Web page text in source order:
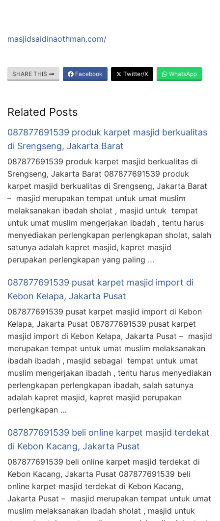
masjidsaidinaothman.com/
SHARE THIS Facebook Twitter/X WhatsApp
Related Posts
087877691539 produk karpet masjid berkualitas
di Srengseng, Jakarta Barat
087877691539 produk karpet masjid berkualitas di
Srengseng, Jakarta Barat 087877691539 produk
karpet masjid berkualitas di Srengseng, Jakarta Barat
– masjid merupakan tempat untuk umat muslim
melaksanakan ibadah sholat , masjid untuk tempat
untuk umat muslim mengerjakan ibadah , tentu harus
menyediakan perlengkapan perlengkapan sholat, salah
satunya adalah kapret masjid, kapret masjid
perupakan perlengkapan yang paling …
087877691539 pusat karpet masjid import di
Kebon Kelapa, Jakarta Pusat
087877691539 pusat karpet masjid import di Kebon
Kelapa, Jakarta Pusat 087877691539 pusat karpet
masjid import di Kebon Kelapa, Jakarta Pusat – masjid
merupakan tempat untuk umat muslim melaksanakan
ibadah ibadah , masjid sebagai tempat untuk umat
muslim mengerjakan ibadah , tentu harus menyediakan
perlengkapan perlengkapan ibadah, salah satunya
adalah kapret masjid, kapret masjid perupakan
perlengkapan …
087877691539 beli online karpet masjid terdekat
di Kebon Kacang, Jakarta Pusat
087877691539 beli online karpet masjid terdekat di
Kebon Kacang, Jakarta Pusat 087877691539 beli
online karpet masjid terdekat di Kebon Kacang,
Jakarta Pusat – masjid merupakan tempat untuk umat
muslim melaksanakan ibadah sholat , masjid untuk